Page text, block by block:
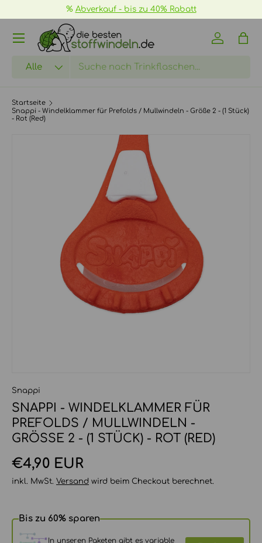
DIREKT ZUM INHALT
📦GRATIS Versand ab 70€ ->
Suchen
Alle
Einloggen
Startseite
Snappi - Windelklammer für Prefolds / Mullwindeln - Größe 2 - (1 Stück)
- Rot (Red)
ZU PRODUKTINFORMATIONEN SPRINGEN
Snappi
SNAPPI - WINDELKLAMMER FÜR
PREFOLDS / MULLWINDELN -
GRÖSSE 2 - (1 STÜCK) - ROT (RED)
Normaler Preis
€4,90 EUR
inkl. MwSt. Versand wird beim Checkout berechnet.
Bis zu 60% sparen
In unseren Paketen gibt es variable